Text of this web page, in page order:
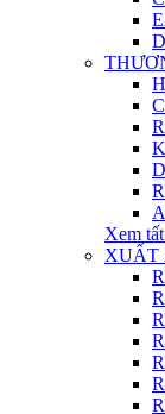
Xem
XUẤT